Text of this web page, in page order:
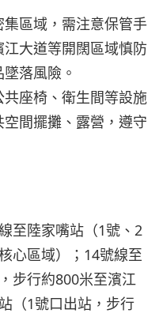
區域，需注意保管手
大道等開闊區域慎防
落風險。
座椅、衛生間等設施
間擺攤、露營，遵守
至陸家嘴站（1號、2
心區域）；14號線至
步行約800米至濱江
（1號口出站，步行